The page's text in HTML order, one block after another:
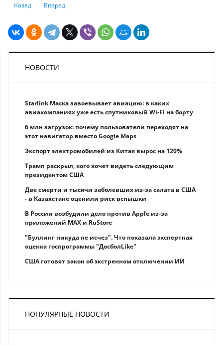
Предыдущий: Вы уже думаете о пенсии? Задайте самому себе эти 6
Назад Следующий: Ложки и вилки учитывать не надо, или Какое
Вперед
НОВОСТИ
Starlink Маска завоевывает авиацию: в каких
авиакомпаниях уже есть спутниковый Wi-Fi на борту
6 млн загрузок: почему пользователи переходят на
этот навигатор вместо Google Maps
Экспорт электромобилей из Китая вырос на 120%
Трамп раскрыл, кого хочет видеть следующим
президентом США
Две смерти и тысячи заболевших из-за салата в США
- в Казахстане оценили риск вспышки
В России возбудили дело против Apple из-за
приложений MAX и RuStore
"Буллинг никуда не исчез". Что показала экспертная
оценка госпрограммы "ДосболLike"
США готовят закон об экстренном отключении ИИ
ПОПУЛЯРНЫЕ НОВОСТИ